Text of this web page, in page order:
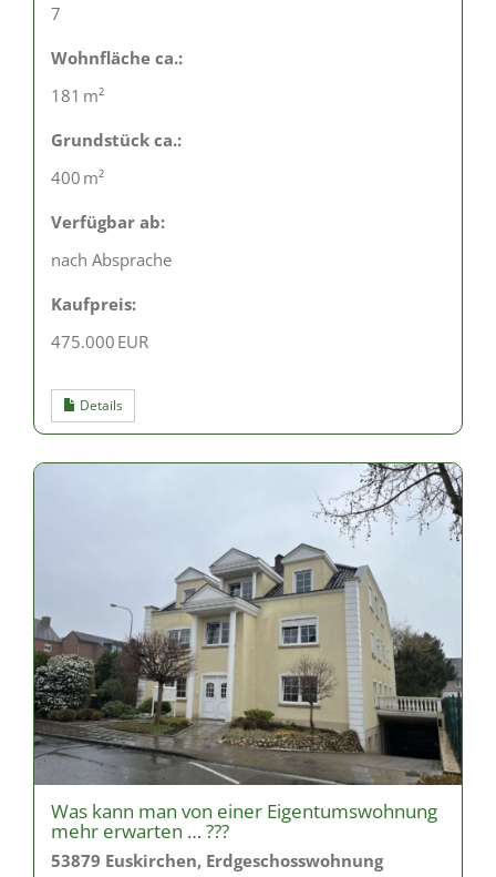
7
Wohnfläche ca.:
181 m²
Grund­stück ca.:
400 m²
Verfügbar ab:
nach Absprache
Kaufpreis:
475.000 EUR
Details
Was kann man von einer Eigentumswohnung
mehr erwarten … ???
53879 Euskirchen, Erdgeschosswohnung